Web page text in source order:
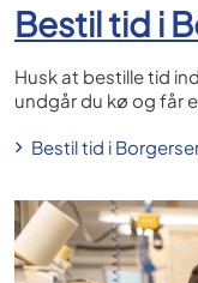
Bestil tid i
Husk at bestilletid
undgår du kø og får
Bestil tid i